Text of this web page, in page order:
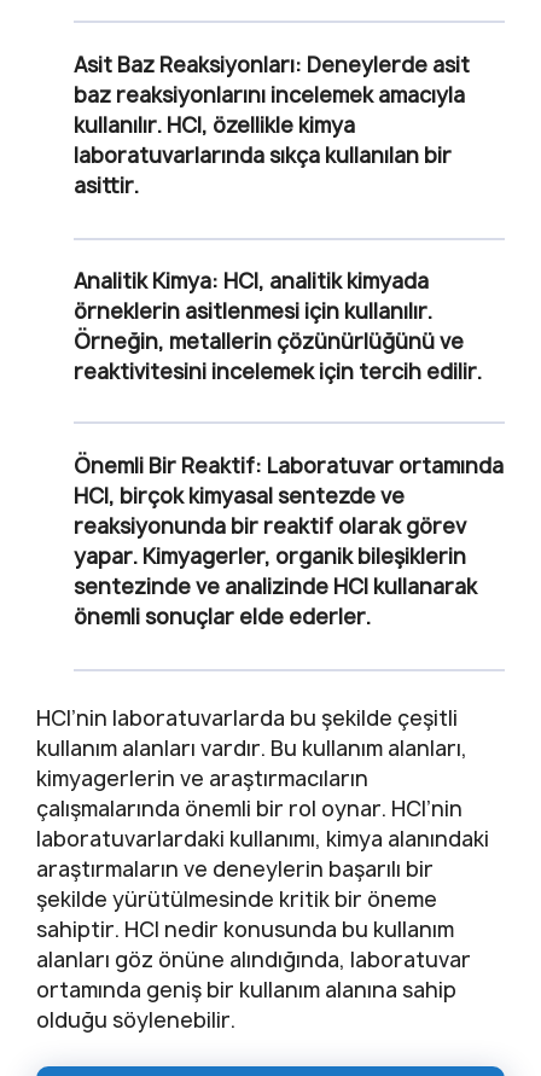
Asit Baz Reaksiyonları: Deneylerde asit
baz reaksiyonlarını incelemek amacıyla
kullanılır. HCl, özellikle kimya
laboratuvarlarında sıkça kullanılan bir
asittir.
Analitik Kimya: HCl, analitik kimyada
örneklerin asitlenmesi için kullanılır.
Örneğin, metallerin çözünürlüğünü ve
reaktivitesini incelemek için tercih edilir.
Önemli Bir Reaktif: Laboratuvar ortamında
HCl, birçok kimyasal sentezde ve
reaksiyonunda bir reaktif olarak görev
yapar. Kimyagerler, organik bileşiklerin
sentezinde ve analizinde HCl kullanarak
önemli sonuçlar elde ederler.
HCl’nin laboratuvarlarda bu şekilde çeşitli
kullanım alanları vardır. Bu kullanım alanları,
kimyagerlerin ve araştırmacıların
çalışmalarında önemli bir rol oynar. HCl’nin
laboratuvarlardaki kullanımı, kimya alanındaki
araştırmaların ve deneylerin başarılı bir
şekilde yürütülmesinde kritik bir öneme
sahiptir. HCl nedir konusunda bu kullanım
alanları göz önüne alındığında, laboratuvar
ortamında geniş bir kullanım alanına sahip
olduğu söylenebilir.